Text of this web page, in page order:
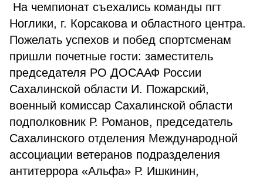
На чемпионат съехались команды пгт
Ноглики, г. Корсакова и областного центра.
Пожелать успехов и побед спортсменам
пришли почетные гости: заместитель
председателя РО ДОСААФ России
Сахалинской области И. Пожарский,
военный комиссар Сахалинской области
подполковник Р. Романов, председатель
Сахалинского отделения Международной
ассоциации ветеранов подразделения
антитеррора «Альфа» Р. Ишкинин,